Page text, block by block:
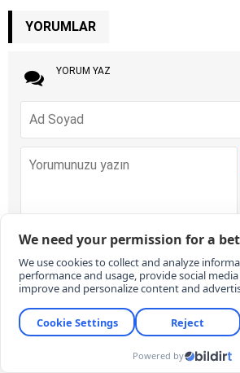
YORUMLAR
YORUM YAZ
İÇERİK VE ONAY KURALLARI:
KARAR
hürriyetinin kullanımı için vardır. Sayfalarımız,
değerler çerçevesinde yazılan yorumlara
imla kalitesi gazete kadar okurların da